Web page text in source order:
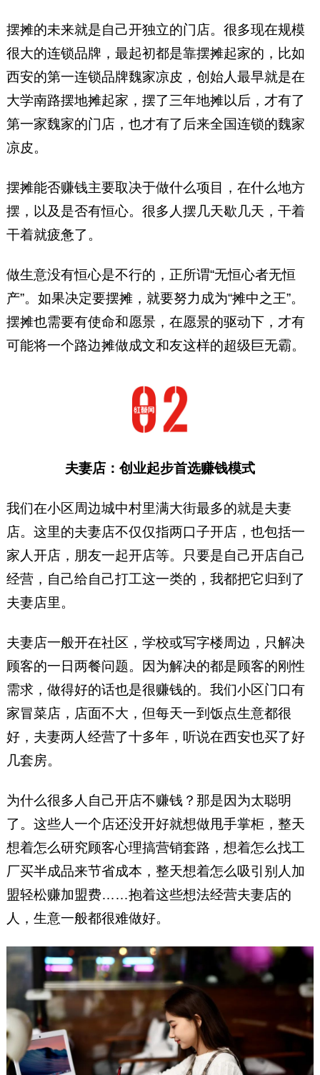
摆摊的未来就是自己开独立的门店。很多现在规模
很大的连锁品牌，最起初都是靠摆摊起家的，比如
西安的第一连锁品牌魏家凉皮，创始人最早就是在
大学南路摆地摊起家，摆了三年地摊以后，才有了
第一家魏家的门店，也才有了后来全国连锁的魏家
凉皮。
摆摊能否赚钱主要取决于做什么项目，在什么地方
摆，以及是否有恒心。很多人摆几天歇几天，干着
干着就疲惫了。
做生意没有恒心是不行的，正所谓“无恒心者无恒
产”。如果决定要摆摊，就要努力成为“摊中之王”。
摆摊也需要有使命和愿景，在愿景的驱动下，才有
可能将一个路边摊做成文和友这样的超级巨无霸。
夫妻店：创业起步首选赚钱模式
我们在小区周边城中村里满大街最多的就是夫妻
店。这里的夫妻店不仅仅指两口子开店，也包括一
家人开店，朋友一起开店等。只要是自己开店自己
经营，自己给自己打工这一类的，我都把它归到了
夫妻店里。
夫妻店一般开在社区，学校或写字楼周边，只解决
顾客的一日两餐问题。因为解决的都是顾客的刚性
需求，做得好的话也是很赚钱的。我们小区门口有
家冒菜店，店面不大，但每天一到饭点生意都很
好，夫妻两人经营了十多年，听说在西安也买了好
几套房。
为什么很多人自己开店不赚钱？那是因为太聪明
了。这些人一个店还没开好就想做甩手掌柜，整天
想着怎么研究顾客心理搞营销套路，想着怎么找工
厂买半成品来节省成本，整天想着怎么吸引别人加
盟轻松赚加盟费……抱着这些想法经营夫妻店的
人，生意一般都很难做好。